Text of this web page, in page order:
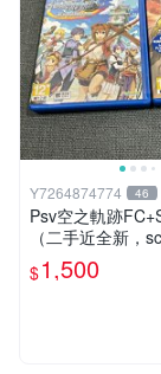
Y7264874774 46
Psv空之軌跡
（二手近全新，
$1,500